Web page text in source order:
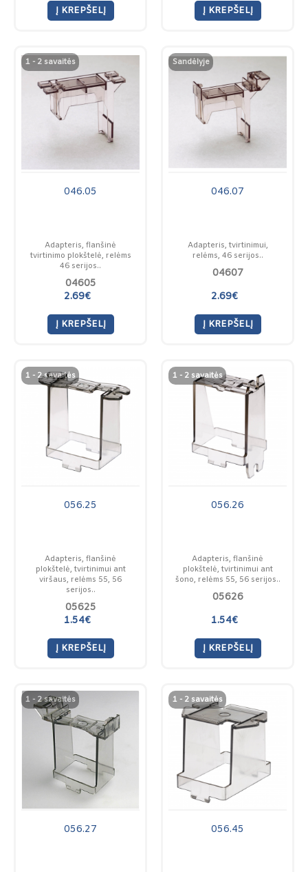
Į KREPŠELĮ Į KREPŠELĮ
1 - 2 savaitės
046.05
Adapteris, flanšinė
tvirtinimo plokštelė, relėms
46 serijos..
04605
2.69€
Į KREPŠELĮ
Sandėlyje
046.07
Adapteris, tvirtinimui,
relėms, 46 serijos..
04607
2.69€
Į KREPŠELĮ
1 - 2 savaitės
056.25
Adapteris, flanšinė
plokštelė, tvirtinimui ant
viršaus, relėms 55, 56
serijos..
05625
1.54€
Į KREPŠELĮ
1 - 2 savaitės
056.26
Adapteris, flanšinė
plokštelė, tvirtinimui ant
šono, relėms 55, 56 serijos..
05626
1.54€
Į KREPŠELĮ
1 - 2 savaitės
056.27
1 - 2 savaitės
056.45